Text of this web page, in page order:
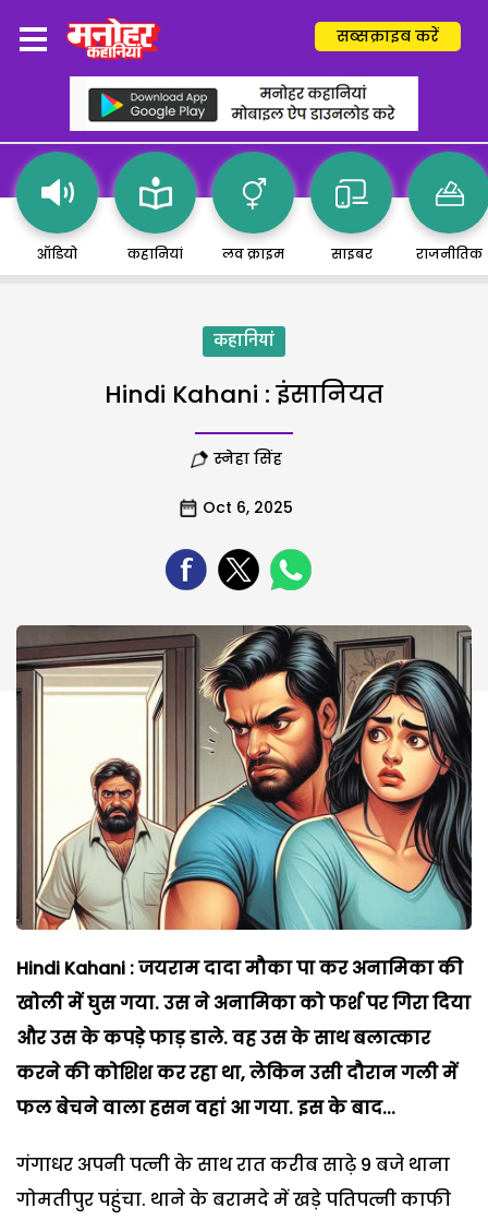
सब्सक्राइब करें
ऑडियो कहानियां लव क्राइम साइबर राजनीतिक
कहानियां
Hindi Kahani : इंसानियत
स्नेहा सिंह
Oct 6, 2025
Hindi Kahani : जयराम दादा मौका पा कर अनामिका की
खोली में घुस गया. उस ने अनामिका को फर्श पर गिरा दिया
और उस के कपड़े फाड़ डाले. वह उस के साथ बलात्कार
करने की कोशिश कर रहा था,लेकिन उसी दौरान गली में
फल बेचने वाला हसन वहां आ गया. इस के बाद...
गंगाधर अपनी पत्नी के साथ रात करीब साढ़े 9 बजे थाना
गोमतीपुर पहुंचा. थाने के बरामदे में खड़े पतिपत्नी काफी